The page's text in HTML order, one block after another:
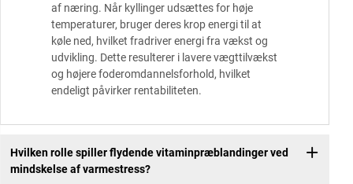
af næring. Når kyllinger udsættes for høje
temperaturer, bruger deres krop energi til at
køle ned, hvilket fradriver energi fra vækst og
udvikling. Dette resulterer i lavere vægttilvækst
og højere foderomdannelsforhold, hvilket
endeligt påvirker rentabiliteten.
Hvilken rolle spiller flydende vitaminpræblandinger ved
mindskelse af varmestress?